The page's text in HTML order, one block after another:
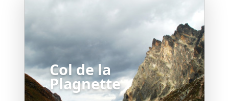
Col de la
Plagnette